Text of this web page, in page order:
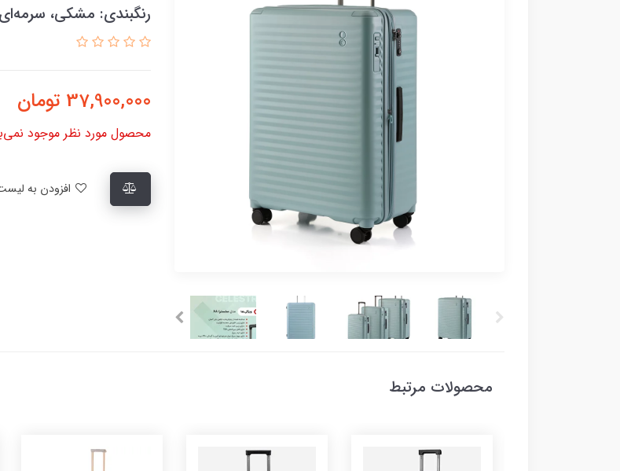
رنگبندی: مشکی،
37,900,000 تومان
محصول مورد نظر موجود
محصولات مرتبط